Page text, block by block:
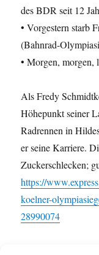
des BDR seit 12
• Vorgestern starb
(Bahnrad-
• Morgen, morgen,
Als Fredy
Höhepunkt seiner
Radrennen in
er seine Karriere.
Zuckerschlecken;
https://
koelner-
28990074